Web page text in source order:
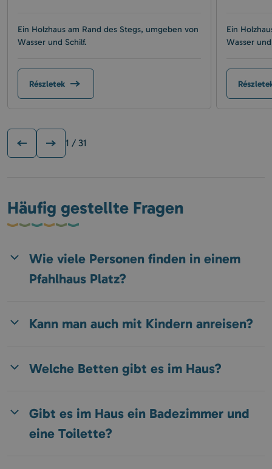
Ein Holzhaus am Rand des Stegs, umgeben von
Wasser und Schilf.
Részletek
Ein
Wasser
1 / 31
Häufig gestellte Fragen
Wie viele Personen finden in einem
Pfahlhaus Platz?
Kann man auch mit Kindern anreisen?
Welche Betten gibt es im Haus?
Gibt es im Haus ein Badezimmer und
eine Toilette?